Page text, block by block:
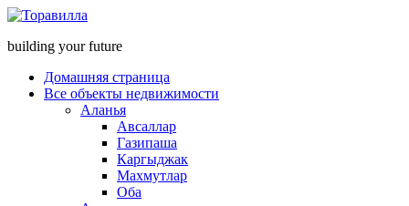
building your future
Домашняя страница
Все объекты недвижимости
Аланья
Авсаллар
Газипаша
Каргыджак
Махмутлар
Оба